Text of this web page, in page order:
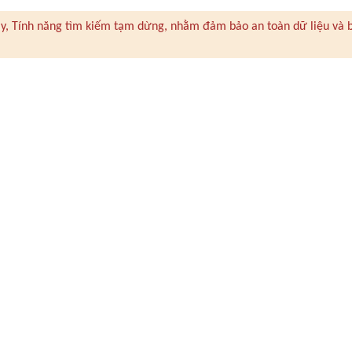
Tính năng tìm kiếm tạm dừng, nhằm đảm bảo an toàn dữ liệu và